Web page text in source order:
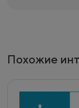
Похожие